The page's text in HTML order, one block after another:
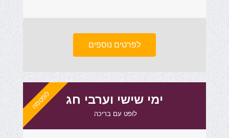
לפרטים נוספים
ימי שישי וערבי חג
לופט עם בריכה ​
לופטנזה